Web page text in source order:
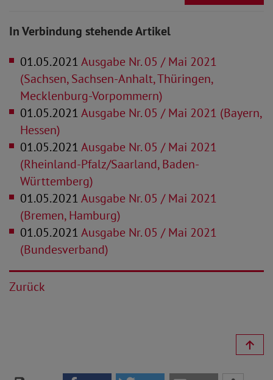
In Verbindung stehende Artikel
01.05.2021Ausgabe Nr. 05 / Mai 2021
(Sachsen, Sachsen-Anhalt, Thüringen,
Mecklenburg-Vorpommern)
01.05.2021Ausgabe Nr. 05 / Mai 2021 (Bayern,
Hessen)
01.05.2021Ausgabe Nr. 05 / Mai 2021
(Rheinland-Pfalz/Saarland, Baden-
Württemberg)
01.05.2021Ausgabe Nr. 05 / Mai 2021
(Bremen, Hamburg)
01.05.2021Ausgabe Nr. 05 / Mai 2021
(Bundesverband)
Zurück